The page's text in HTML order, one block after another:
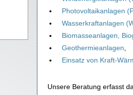
Photovoltaikanlagen
Wasserkraftanlagen
Biomasseanlagen,
Geothermieanlagen,
Einsatz von Kraft-
Unsere Beratung erfasst